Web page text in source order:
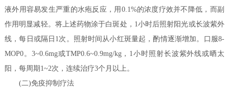
液外用容易发生严重的水疱反应，用0.1%的浓度疗效并不降低，而副
作用明显减轻。将上述药物涂于白斑处，1小时后照射阳光或长波紫外
线，每日或隔日1次。照射时间从小红斑量起，酌情逐渐增加。口服8-
MOP0。3~0.6mg或TMP0.6~0.9mg/kg，1小时照射长波紫外线或晒太
阳，每周期1~2次，连续治疗3个月以上。
(二)免疫抑制疗法